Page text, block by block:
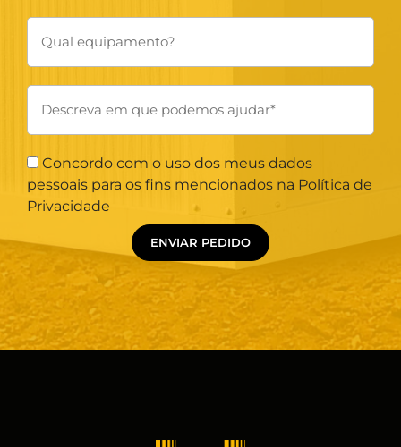
Concordo com o uso dos meus dados
pessoais para os fins mencionados na Política de
Privacidade
ENVIAR PEDIDO